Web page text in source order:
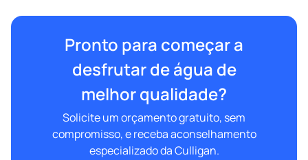
Pronto para começar a
desfrutar de água de
melhor qualidade?
Solicite um orçamento gratuito, sem
compromisso, e receba aconselhamento
especializado da Culligan.